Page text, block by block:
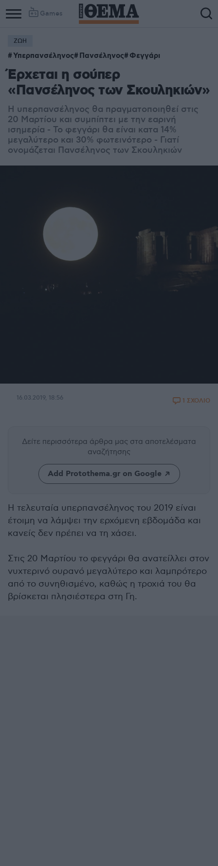
Games
ΖΩΗ
Υπερπανσέληνος Πανσέληνος Φεγγάρι
Έρχεται η σούπερ
«Πανσέληνος των Σκουληκιών»
Η υπερπανσέληνος θα πραγματοποιηθεί στις
20 Μαρτίου και συμπίπτει με την εαρινή
ισημερία - Το φεγγάρι θα είναι κατα 14%
μεγαλύτερο και 30% φωτεινότερο - Γιατί
ονομάζεται Πανσέληνος των Σκουληκιών
16.03.2019, 18:56 1 ΣΧΟΛΙΟ
Δείτε περισσότερα άρθρα μας στα αποτελέσματα
αναζήτησης
Add Protothema.gr on Google
Η τελευταία υπερπανσέληνος του 2019 είναι
έτοιμη να λάμψει την ερχόμενη εβδομάδα και
κανείς δεν πρέπει να τη χάσει.
Στις 20 Μαρτίου το φεγγάρι θα ανατείλλει στον
νυχτερινό ουρανό μεγαλύτερο και λαμπρότερο
από το συνηθισμένο, καθώς η τροχιά του θα
βρίσκεται πλησιέστερα στη Γη.